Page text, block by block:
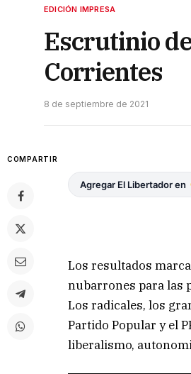
EDICIÓN IMPRESA
Escrutinio
Corrientes
8 de septiembre de 2021
COMPARTIR
Agregar El Libertador en
Los resultados
nubarrones para las
Los radicales, los
Partido Popular y el
liberalismo,